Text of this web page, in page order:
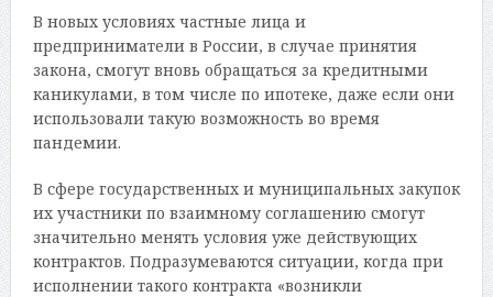
В новых условиях частные лица и
предприниматели в России, в случае принятия
закона, смогут вновь обращаться за кредитными
каникулами, в том числе по ипотеке, даже если они
использовали такую возможность во время
пандемии.
В сфере государственных и муниципальных закупок
их участники по взаимному соглашению смогут
значительно менять условия уже действующих
контрактов. Подразумеваются ситуации, когда при
исполнении такого контракта «возникли